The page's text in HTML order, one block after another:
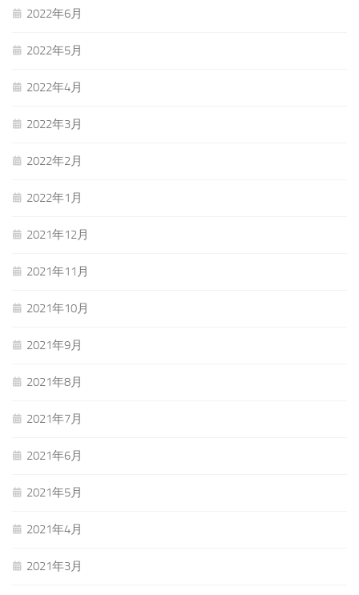
2022年6月
2022年5月
2022年4月
2022年3月
2022年2月
2022年1月
2021年12月
2021年11月
2021年10月
2021年9月
2021年8月
2021年7月
2021年6月
2021年5月
2021年4月
2021年3月